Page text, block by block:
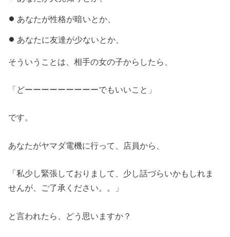
あなたが性格が暗いとか、
あなたに友達が少ないとか、
そういうことは、相手の女の子からしたら、
「どーーーーーーーーーでもいいこと」
です。
あなたがヤマダ電機に行って、店員から、
「私少し緊張しておりまして、少し話づらいかもしれま
せんが、ご了承ください。。」
と言われたら、どう思いますか？